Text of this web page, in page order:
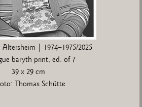
Altersheim | 1974–1975/2025
baryth print, ed. of 7
39 x 29 cm
Thomas Schütte